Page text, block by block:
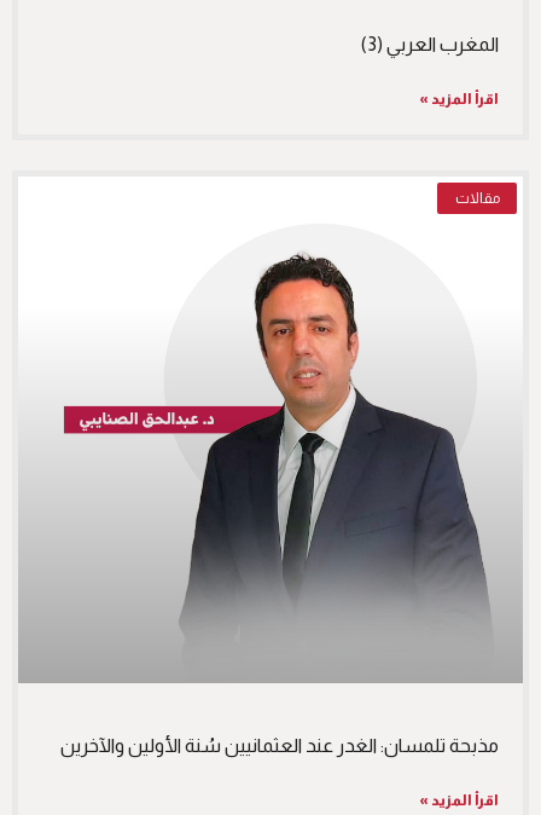
المغرب العربي (3)
اقرأ المزيد »
مقالات
مذبحة تلمسان: الغدر عند العثمانيين سُنة الأولين والآخرين
اقرأ المزيد »